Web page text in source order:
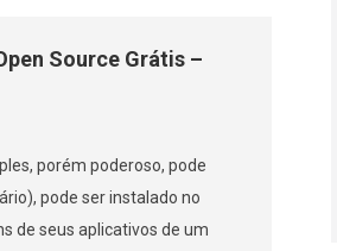
Source Grátis –
porém poderoso, pode
pode ser instalado no
de seus aplicativos de um